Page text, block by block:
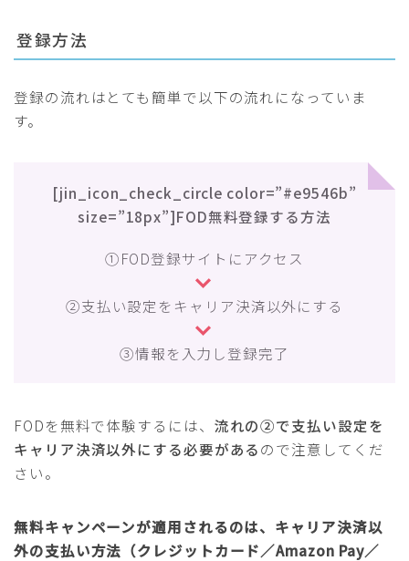
登録方法
登録の流れはとても簡単で以下の流れになっていま
す。
[jin_icon_check_circle color=”#e9546b”
size=”18px”]FOD無料登録する方法
①FOD登録サイトにアクセス
②支払い設定をキャリア決済以外にする
③情報を入力し登録完了
FODを無料で体験するには、 流れの②で支払い設定を
キャリア決済以外にする必要があるので注意してくだ
さい。
無料キャンペーンが適用されるのは、キャリア決済以
外の支払い方法（クレジットカード／Amazon Pay／